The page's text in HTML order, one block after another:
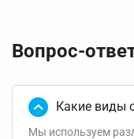
Вопрос-
Какие виды
Мы используем